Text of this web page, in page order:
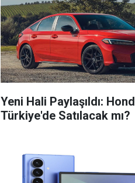
Yeni Hali Paylaşıldı:
Türkiye'de Satılacak mı?